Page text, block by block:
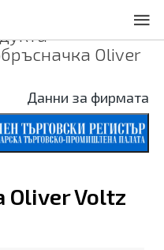
Oliver
Данни за фирмата
Oliver Voltz